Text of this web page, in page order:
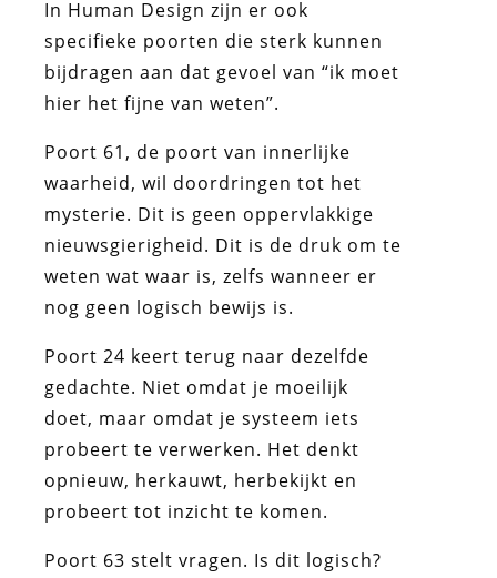
In Human Design zijn er ook
specifieke poorten die sterk kunnen
bijdragen aan dat gevoel van “ik moet
hier het fijne van weten”.
Poort 61, de poort van innerlijke
waarheid, wil doordringen tot het
mysterie. Dit is geen oppervlakkige
nieuwsgierigheid. Dit is de druk om te
weten wat waar is, zelfs wanneer er
nog geen logisch bewijs is.
Poort 24 keert terug naar dezelfde
gedachte. Niet omdat je moeilijk
doet, maar omdat je systeem iets
probeert te verwerken. Het denkt
opnieuw, herkauwt, herbekijkt en
probeert tot inzicht te komen.
Poort 63 stelt vragen. Is dit logisch?